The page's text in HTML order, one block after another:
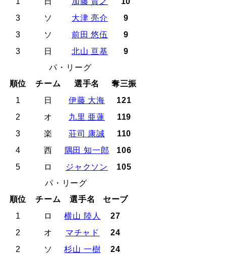
3
ソ 大津 亮介
9
3
ソ 前田 悠伍
9
3
日 北山 亘基
9
パ・リーグ
順位
チーム 選手名
奪三振
1
日 伊藤 大海
121
2
オ 九里 亜蓮
119
3
楽 荘司 康誠
110
4
西 隅田 知一郎
106
5
ロ ジャクソン
105
パ・リーグ
順位
チーム 選手名
セーブ
1
ロ 横山 陸人
27
2
オ マチャド
24
2
ソ 杉山 一樹
24